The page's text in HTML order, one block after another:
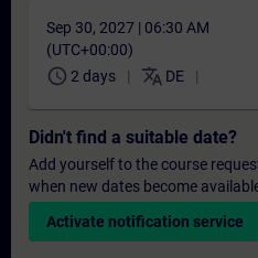
Sep 30, 2027 | 06:30 AM
(UTC+00:00)
schedule 2 days translate DE
Didn't find a suitable date?
Add yourself to the course
when new dates become
Activate notification service